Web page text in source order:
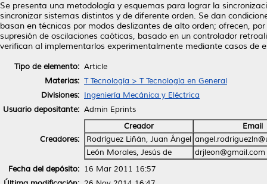
Se presenta una metodología y esquemas para lograr la
sincronizar sistemas distintos y de diferente orden. Se dan
basan en técnicas por modos deslizantes de alto orden; ofrecen,
supresión de oscilaciones caóticas, basado en un controlador
verifican al implementarlos experimentalmente mediante casos de
Tipo de elemento: Article
Materias: T Tecnología > T Tecnología en General
Divisiones: Ingeniería Mecánica y Eléctrica
Usuario depositante: Admin Eprints
Creadores:
Creador
Email
Rodríguez Liñán, Juan Ángel
León Morales, Jesús de
drjleon@gmail.com
Fecha del depósito: 16 Mar 2011 16:57